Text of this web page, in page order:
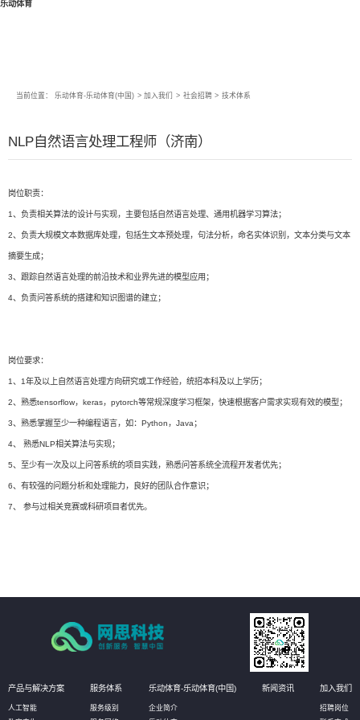
乐动体育
当前位置： 乐动体育-乐动体育(中国) > 加入我们 > 社会招聘 > 技术体系
NLP自然语言处理工程师（济南）
岗位职责：
1、负责相关算法的设计与实现，主要包括自然语言处理、通用机器学习算法；
2、负责大规模文本数据库处理，包括生文本预处理，句法分析，命名实体识别，文本分类与文本
摘要生成；
3、跟踪自然语言处理的前沿技术和业界先进的模型应用；
4、负责问答系统的搭建和知识图谱的建立；
岗位要求：
1、1年及以上自然语言处理方向研究或工作经验，统招本科及以上学历；
2、熟悉tensorflow，keras，pytorch等常规深度学习框架，快速根据客户需求实现有效的模型；
3、熟悉掌握至少一种编程语言，如：Python，Java；
4、 熟悉NLP相关算法与实现；
5、至少有一次及以上问答系统的项目实践，熟悉问答系统全流程开发者优先；
6、有较强的问题分析和处理能力，良好的团队合作意识；
7、 参与过相关竞赛或科研项目者优先。
产品与解决方案
人工智能
服务体系
服务级别
乐动体育-乐动体育(中国)
企业简介
新闻资讯 加入我们
招聘岗位